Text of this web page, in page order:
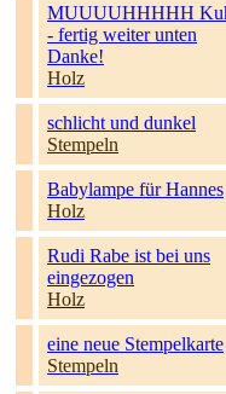
MUUUUHHHHH
- fertig weiter unten
Danke!
Holz
schlicht und dunkel
Stempeln
Babylampe für Hannes
Holz
Rudi Rabe ist bei uns
eingezogen
Holz
eine neue Stempelkarte
Stempeln